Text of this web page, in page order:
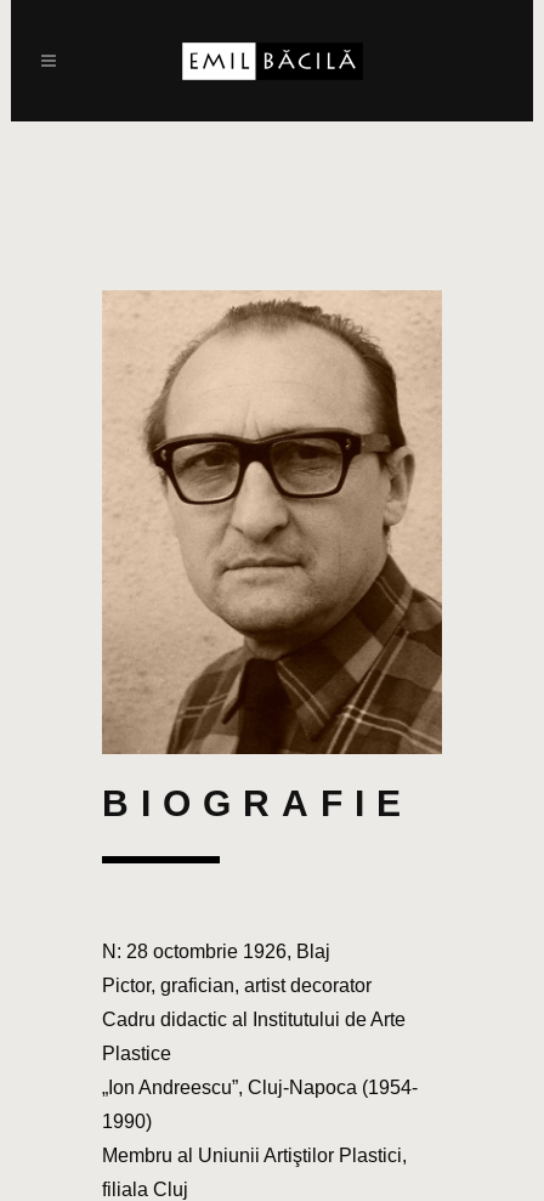
BIOGRAFIE
N: 28 octombrie 1926, Blaj
Pictor, grafician, artist decorator
Cadru didactic al Institutului de Arte
Plastice
„Ion Andreescu”, Cluj-Napoca (1954-
1990)
Membru al Uniunii Artiştilor Plastici,
filiala Cluj